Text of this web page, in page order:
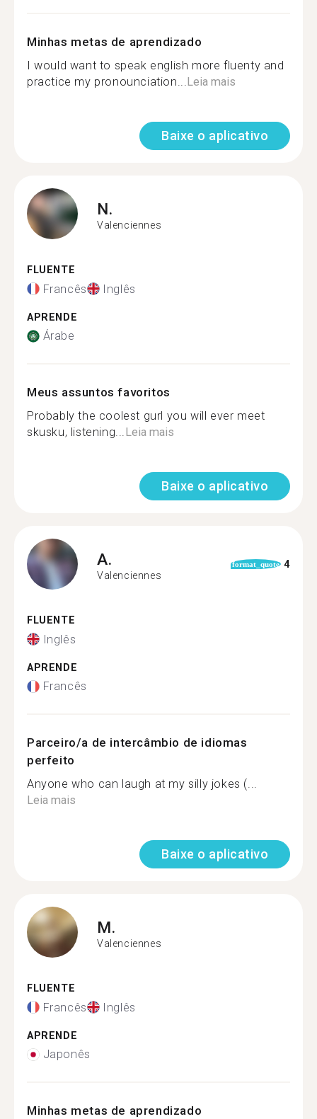
Minhas metas de aprendizado
I would want to speak english more fluenty and
practice my pronounciation...Leia mais
Baixe o aplicativo
N.
Valenciennes
FLUENTE
Francês Inglês
APRENDE
Árabe
Meus assuntos favoritos
Probably the coolest gurl you will ever meet
skusku, listening...Leia mais
Baixe o aplicativo
A.
Valenciennes
format_quote 4
FLUENTE
Inglês
APRENDE
Francês
Parceiro/a de intercâmbio de idiomas
perfeito
Anyone who can laugh at my silly jokes (...
Leia mais
Baixe o aplicativo
M.
Valenciennes
FLUENTE
Francês Inglês
APRENDE
Japonês
Minhas metas de aprendizado